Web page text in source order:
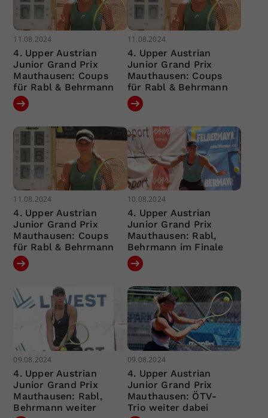
11.08.2024
4. Upper Austrian
Junior Grand Prix
Mauthausen: Coups
für Rabl & Behrmann
11.08.2024
4. Upper Austrian
Junior Grand Prix
Mauthausen: Coups
für Rabl & Behrmann
11.08.2024
4. Upper Austrian
Junior Grand Prix
Mauthausen: Coups
für Rabl & Behrmann
10.08.2024
4. Upper Austrian
Junior Grand Prix
Mauthausen: Rabl,
Behrmann im Finale
09.08.2024
4. Upper Austrian
Junior Grand Prix
Mauthausen: Rabl,
Behrmann weiter
09.08.2024
4. Upper Austrian
Junior Grand Prix
Mauthausen: ÖTV-
Trio weiter dabei